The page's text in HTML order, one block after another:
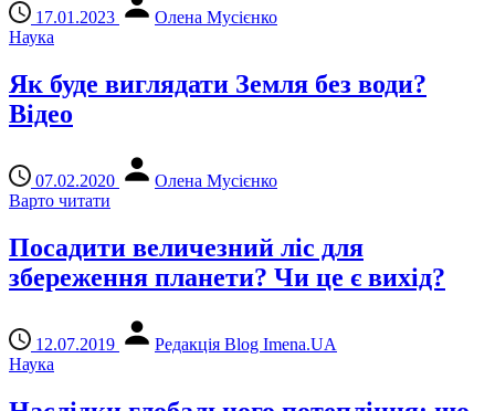
17.01.2023
Олена Мусієнко
Наука
Як буде виглядати Земля без води?
Відео
07.02.2020
Олена Мусієнко
Варто читати
Посадити величезний ліс для
збереження планети? Чи це є вихід?
12.07.2019
Редакція Blog Imena.UA
Наука